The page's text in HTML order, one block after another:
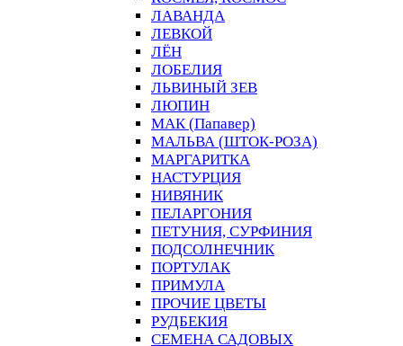
ЛАВАНДА
ЛЕВКОЙ
ЛЁН
ЛОБЕЛИЯ
ЛЬВИНЫЙ ЗЕВ
ЛЮПИН
МАК (Папавер)
МАЛЬВА (ШТОК-РОЗА)
МАРГАРИТКА
НАСТУРЦИЯ
НИВЯНИК
ПЕЛАРГОНИЯ
ПЕТУНИЯ, СУРФИНИЯ
ПОДСОЛНЕЧНИК
ПОРТУЛАК
ПРИМУЛА
ПРОЧИЕ ЦВЕТЫ
РУДБЕКИЯ
СЕМЕНА САДОВЫХ